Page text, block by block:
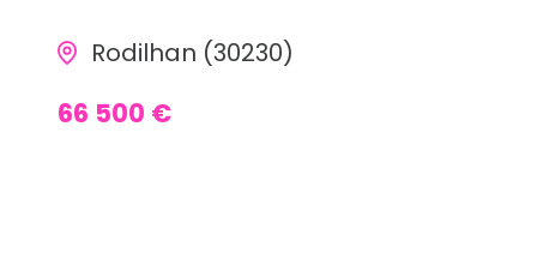
Rodilhan (30230)
66 500 €